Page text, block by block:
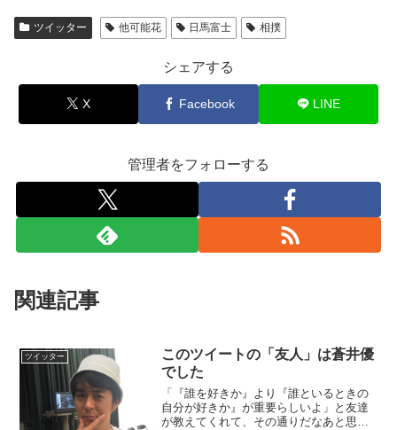
ツイッター 他可能花 日馬富士 相撲
シェアする
X Facebook LINE
管理者をフォローする
関連記事
ツイッター
このツイートの「友人」は蒼井優
でした
「『誰を好きか』より『誰といるときの
自分が好きか』が重要らしいよ」と友達
が教えてくれて、その通りだなあと思っ